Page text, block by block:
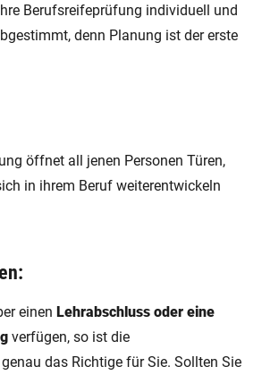
Berufsreifeprüfung individuell und
denn Planung ist der erste
öffnet all jenen Personen Türen,
in ihrem Beruf weiterentwickeln
einen Lehrabschluss oder eine
verfügen, so ist die
das Richtige für Sie. Sollten Sie